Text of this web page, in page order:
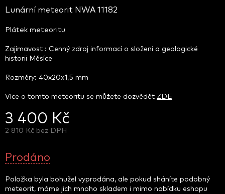
3 400 Kč
2 810 Kč bez DPH
cena:
Prodáno
Položka byla bohužel vyprodána, ale pokud sháníte podobný
meteorit, máme jich mnoho skladem i mimo nabídku eshopu
Lunární meteorit NWA 11182
Plátek meteoritu
Zajímavost : Cenný zdroj informací o složení a geologické
historii Měsíce
Rozměry: 40x20x1,5 mm
Více o tomto meteoritu se můžete dozvědět ZDE